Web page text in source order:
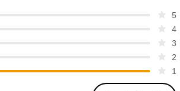
5
4
3
2
1